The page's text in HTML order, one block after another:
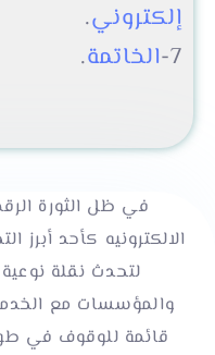
إلكتروني.
7- الخاتمة.
في ظل الثورة
الالكترونيه كأحد أبرز
لتحدث نقلة
والمؤسسات مع
قائمة للوقوف في